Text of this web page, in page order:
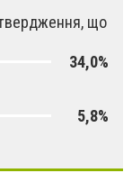
що
34,0%
5,8%